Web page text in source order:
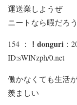
運送業しようぜ
ニートなら暇だろ
154 ： ！donguri ：
ID:sWlNzph/0.net
働かなくても生活
羨ましい